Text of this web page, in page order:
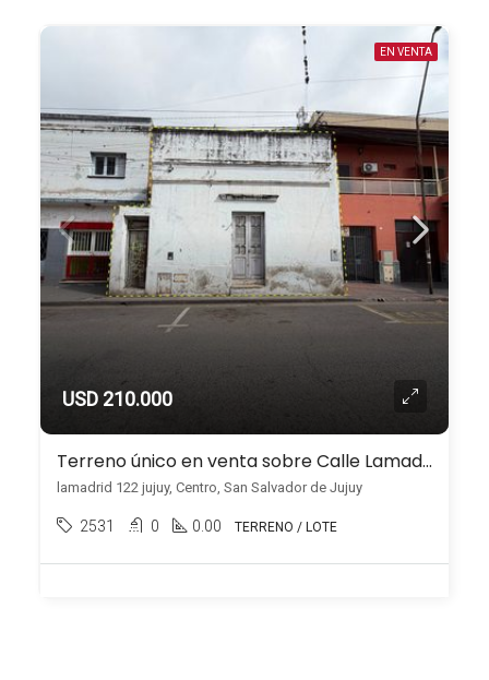
EN VENTA
USD 210.000
Terreno único en venta sobre Calle Lamadrid – Centro
lamadrid 122 jujuy, Centro, San Salvador de Jujuy
2531 0 0.00 TERRENO / LOTE